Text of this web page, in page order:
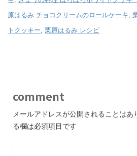
原はるみ チョコクリームのロールケーキ
トクッキー 栗原はるみ レシピ
comment
メールアドレスが公開されることはあ
る欄は必須項目です